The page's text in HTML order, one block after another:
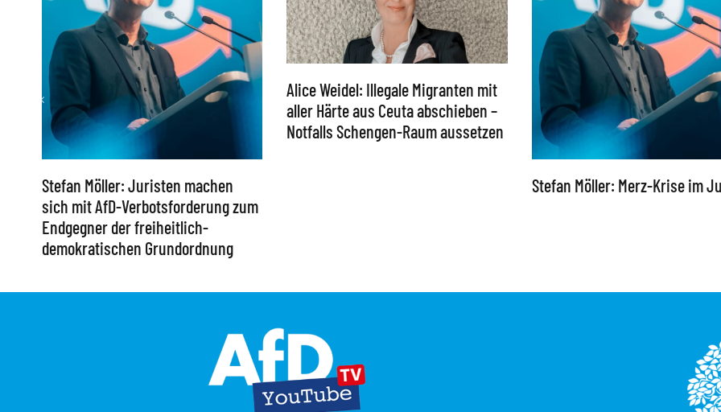
Stefan Möller: Juristen machen
sich mit AfD-Verbotsforderung zum
Endgegner der freiheitlich-
demokratischen Grundordnung
Alice Weidel: Illegale Migranten mit
aller Härte aus Ceuta abschieben –
Notfalls Schengen-Raum aussetzen
Stefan Möller: Merz-Krise im